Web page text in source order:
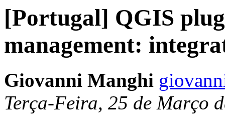
[Portugal] QGIS
management:
Giovanni Manghi
Terça-Feira, 25 de Março